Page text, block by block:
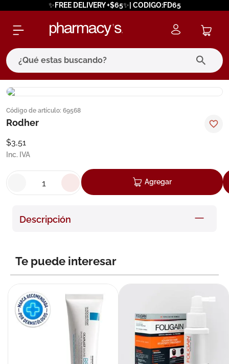
✨FREE DELIVERY +$65✨| CODIGO:FD65
¿Qué estas buscando?
Código de artículo: 69568
Rodher
$3,51
Inc. IVA
Agregar
Descripción
Te puede interesar
términos más buscados
1. eucerin
cerave
7. megacistin
10.neumoflux